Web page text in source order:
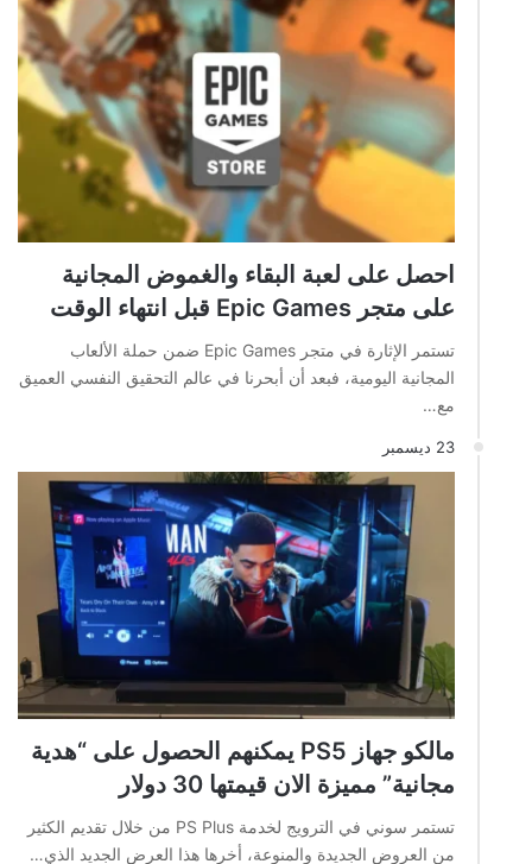
احصل على لعبة البقاء والغموض المجانية
على متجر Epic Games قبل انتهاء الوقت
تستمر الإثارة في متجر Epic Games ضمن حملة الألعاب
المجانية اليومية، فبعد أن أبحرنا في عالم التحقيق النفسي العميق
مع…
23 ديسمبر
مالكو جهاز PS5 يمكنهم الحصول على “هدية
مجانية” مميزة الان قيمتها 30 دولار
تستمر سوني في الترويج لخدمة PS Plus من خلال تقديم الكثير
من العروض الجديدة والمنوعة، أخرها هذا العرض الجديد الذي…